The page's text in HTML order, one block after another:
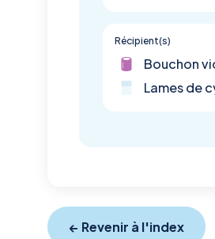
Récipient(s)
Bouchon
Lames de
← Revenir à l'index